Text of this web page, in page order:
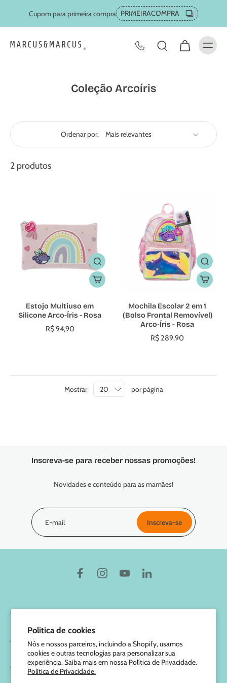
Politica de cookies
Nós e nossos parceiros, incluindo a Shopify, usamos
cookies e outras tecnologias para personalizar sua
experiência. Saiba mais em nossa Política de Privacidade.
Política de Privacidade.
Cupom para primeira compra PRIMEIRACOMPRA
Coleção Arcoíris
Ordenar por:
2 produtos
Estojo Multiuso em
Silicone Arco-Íris - Rosa
R$ 94,90
Mochila Escolar 2 em 1
(Bolso Frontal Removível)
Arco-Íris - Rosa
R$ 289,90
Mostrar por página
Inscreva-se para receber nossas promoções!
Novidades e conteúdo para as mamães!
E-mail Inscreva-se
Marcus & Marcus
Ajuda
Atendimento